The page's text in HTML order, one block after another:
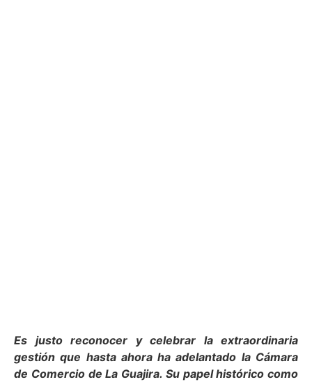
Es justo reconocer y celebrar la extraordinaria
gestión que hasta ahora ha adelantado la Cámara
de Comercio de La Guajira. Su papel histórico como